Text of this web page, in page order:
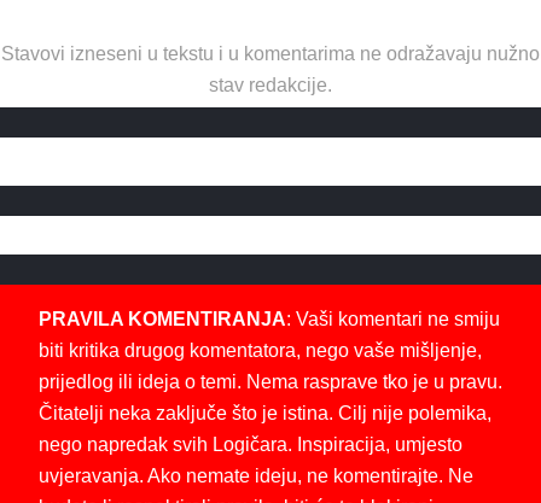
Stavovi izneseni u tekstu i u komentarima ne odražavaju nužno
stav redakcije.
PRAVILA KOMENTIRANJA: Vaši komentari ne smiju
biti kritika drugog komentatora, nego vaše mišljenje,
prijedlog ili ideja o temi. Nema rasprave tko je u pravu.
Čitatelji neka zaključe što je istina. Cilj nije polemika,
nego napredak svih Logičara. Inspiracija, umjesto
uvjeravanja. Ako nemate ideju, ne komentirajte. Ne